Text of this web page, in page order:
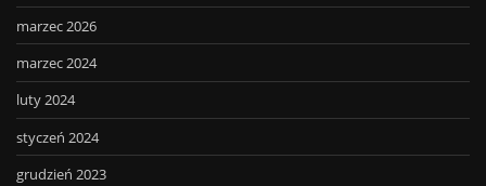
marzec 2026
marzec 2024
luty 2024
styczeń 2024
grudzień 2023